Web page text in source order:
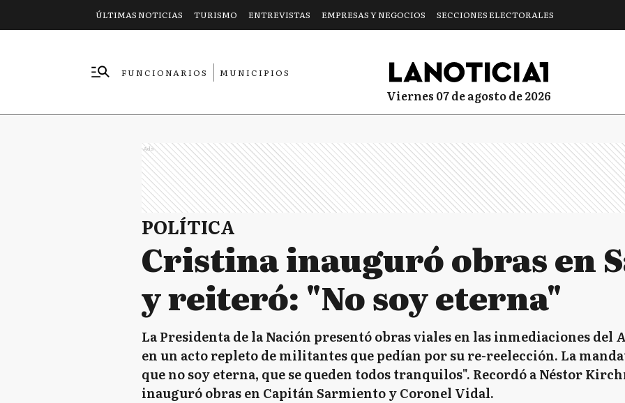
ÚLTIMAS NOTICIAS TURISMO ENTREVISTAS EMPRESAS Y NEGOCIOS SECCIONES ELECTORALES
FUNCIONARIOS
MUNICIPIOS
viernes 07 de agosto de 2026
Ads
POLÍTICA
Cristina inauguró obras en
y reiteró: "No soy eterna"
La Presidenta de la Nación presentó obras viales en las inmediaciones del
en un acto repleto de militantes que pedían por su re-reelección. La
que no soy eterna, que se queden todos tranquilos". Recordó a Néstor
inauguró obras en Capitán Sarmiento y Coronel Vidal.